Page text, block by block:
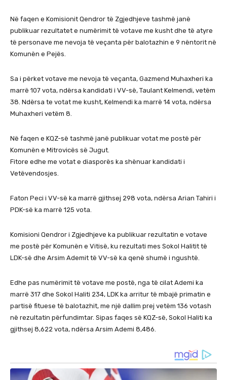
Në faqen e Komisionit Qendror të Zgjedhjeve tashmë janë
publikuar rezultatet e numërimit të votave me kusht dhe të atyre
të personave me nevoja të veçanta për balotazhin e 9 nëntorit në
Komunën e Pejës.
Sa i përket votave me nevoja të veçanta, Gazmend Muhaxheri ka
marrë 107 vota, ndërsa kandidati i VV-së, Taulant Kelmendi, vetëm
38. Ndërsa te votat me kusht, Kelmendi ka marrë 14 vota, ndërsa
Muhaxheri vetëm 8.
Në faqen e KQZ-së tashmë janë publikuar votat me postë për
Komunën e Mitrovicës së Jugut.
Fitore edhe me votat e diasporës ka shënuar kandidati i
Vetëvendosjes.
Faton Peci i VV-së ka marrë gjithsej 298 vota, ndërsa Arian Tahiri i
PDK-së ka marrë 125 vota.
Komisioni Qendror i Zgjedhjeve ka publikuar rezultatin e votave
me postë për Komunën e Vitisë, ku rezultati mes Sokol Halitit të
LDK-së dhe Arsim Ademit të VV-së ka qenë shumë i ngushtë.
Edhe pas numërimit të votave me postë, nga të cilat Ademi ka
marrë 317 dhe Sokol Haliti 234, LDK ka arritur të mbajë primatin e
partisë fituese të balotazhit, me një dallim prej vetëm 136 votash
në rezultatin përfundimtar. Sipas faqes së KQZ-së, Sokol Haliti ka
gjithsej 8,622 vota, ndërsa Arsim Ademi 8,486.